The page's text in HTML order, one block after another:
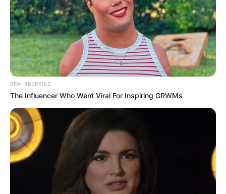
BRAINBERRIES
The Influencer Who Went Viral For Inspiring GRWMs